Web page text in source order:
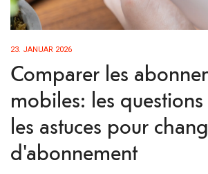
23. JANUAR 2026
Comparer les
mobiles: les questions
les astuces pour
d'abonnement